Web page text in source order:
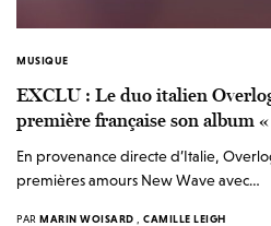
MUSIQUE
EXCLU : Le duo italien
première française son album
En provenance directe d’Italie,
premières amours New Wave avec…
PAR MARIN WOISARD CAMILLE LEIGH